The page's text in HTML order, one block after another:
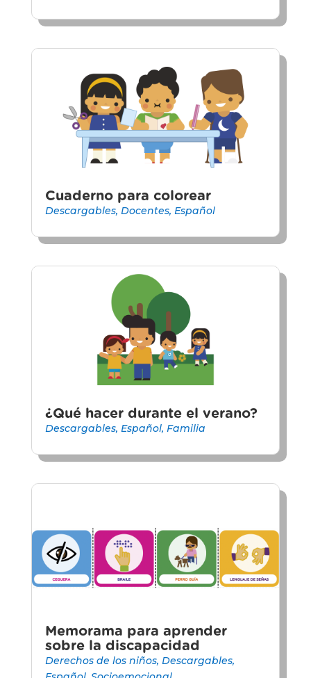
Cuaderno para colorear
Descargables, Docentes, Español
¿Qué hacer durante el verano?
Descargables, Español, Familia
Memorama para aprender
sobre la discapacidad
Derechos de los niños, Descargables,